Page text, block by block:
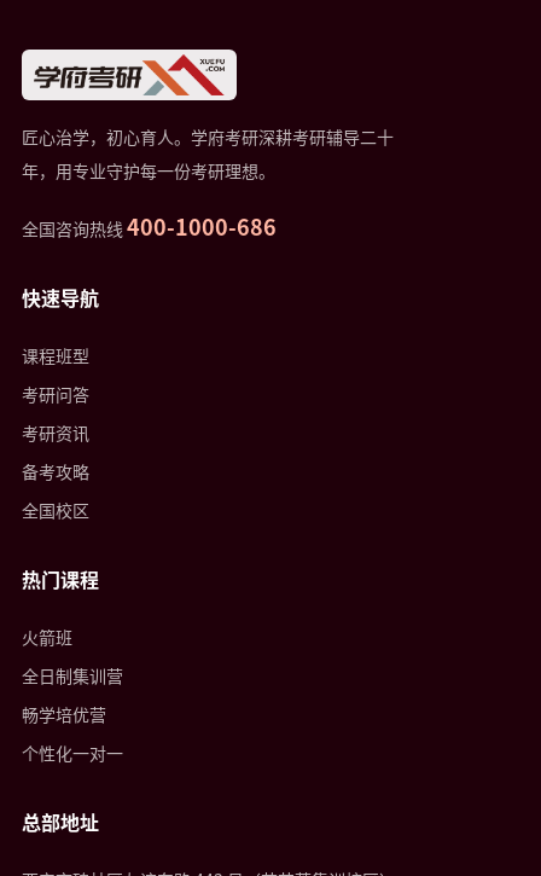
匠心治学，初心育人。学府考研深耕考研辅导二十
年，用专业守护每一份考研理想。
全国咨询热线400-1000-686
快速导航
课程班型
考研问答
考研资讯
备考攻略
全国校区
热门课程
火箭班
全日制集训营
畅学培优营
个性化一对一
总部地址